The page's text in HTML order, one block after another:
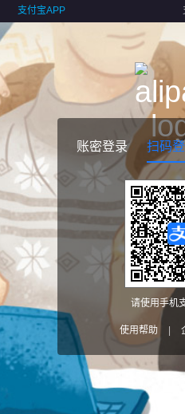
支付宝APP
账密登录 扫码
请使用手机
使用帮助